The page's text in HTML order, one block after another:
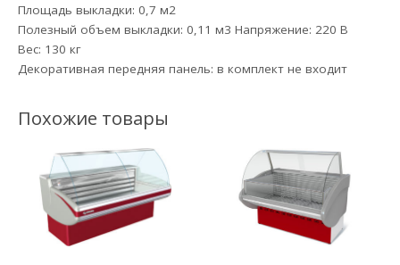
Площадь выкладки: 0,7 м2
Полезный объем выкладки: 0,11 м3 Напряжение: 220 В
Вес: 130 кг
Декоративная передняя панель: в комплект не входит
Похожие товары